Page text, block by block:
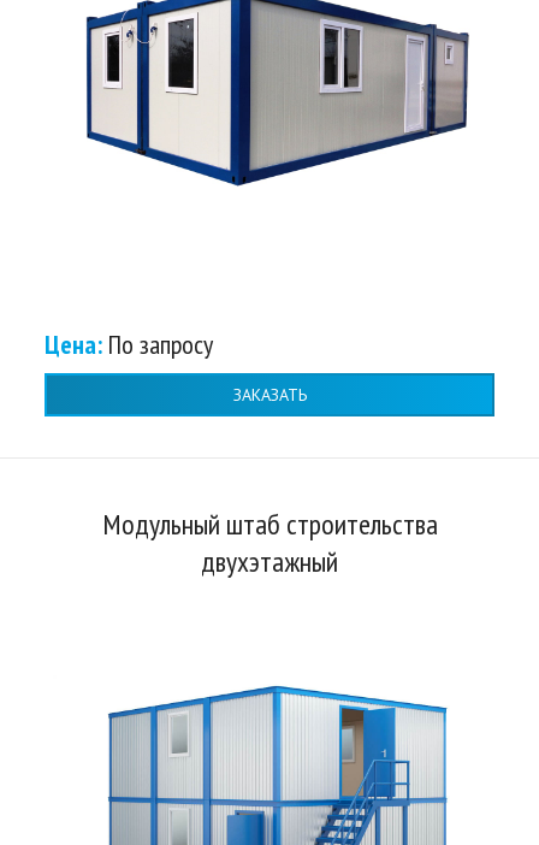
Цена: По запросу
ЗАКАЗАТЬ
Модульный штаб строительства
двухэтажный